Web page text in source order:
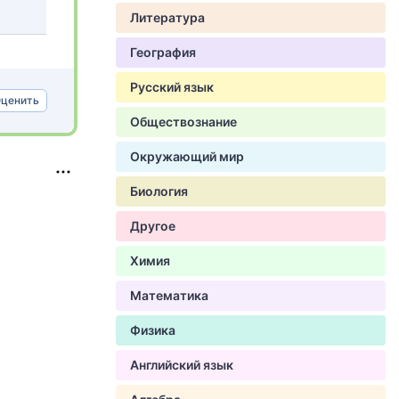
Литература
География
Русский язык
Обществознание
Окружающий мир
Биология
Другое
Химия
Математика
Физика
Английский язык